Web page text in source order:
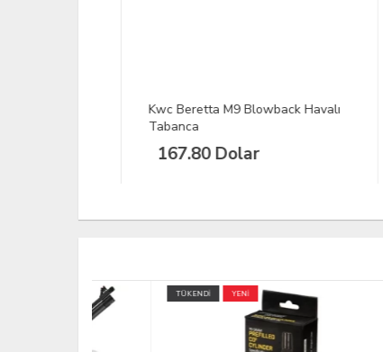
Kwc Beretta M9 Blowback Havalı
Tabanca
167.80 Dolar
YENİ